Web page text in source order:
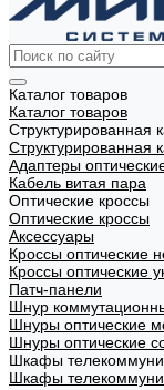
Каталог товаров
Каталог товаров
Структурированная
Структурированная
Адаптеры
Кабель витая пара
Оптические кроссы
Оптические кроссы
Аксессуары
Кроссы оптические
Кроссы оптические
Патч-панели
Шнур
Шнуры оптические
Шнуры оптические
Шкафы
Шкафы